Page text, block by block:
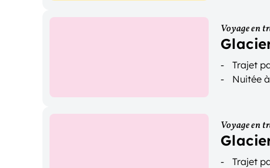
Voyage en
Trajet
Nuitée
Voyage en
Trajet